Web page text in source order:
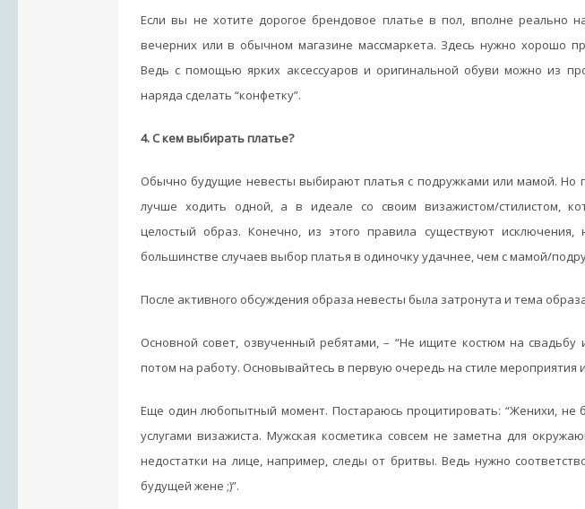
Если вы не хотите дорогое брендовое платье в пол, вполне реально
вечерних или в обычном магазине массмаркета. Здесь нужно хорошо
Ведь с помощью ярких аксессуаров и оригинальной обуви можно из
наряда сделать “конфетку”.
4. С кем выбирать платье?
Обычно будущие невесты выбирают платья с подружками или мамой. Но
лучше ходить одной, а в идеале со своим визажистом/стилистом,
целостый образ. Конечно, из этого правила существуют
большинстве случаев выбор платья в одиночку удачнее, чем с мамой/
После активного обсуждения образа невесты была затронута и тема
Основной совет, озвученный ребятами, – “Не ищите костюм на свадьбу
потом на работу. Основывайтесь в первую очередь на стиле мероприятия
Еще один любопытный момент. Постараюсь процитировать: “Женихи, не
услугами визажиста. Мужская косметика совсем не заметна для
недостатки на лице, например, следы от бритвы. Ведь нужно
будущей жене ;)”.